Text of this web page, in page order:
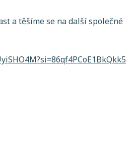
a těšíme se na další společné